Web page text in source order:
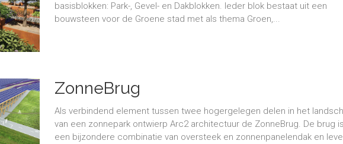
basisblokken: Park-, Gevel- en Dakblokken. Ieder blok bestaat uit een
bouwsteen voor de Groene stad met als thema Groen,...
ZonneBrug
Als verbindend element tussen twee hogergelegen delen in het
van een zonnepark ontwierp Arc2 architectuur de ZonneBrug. De brug is
een bijzondere combinatie van oversteek en zonnenpanelendak en